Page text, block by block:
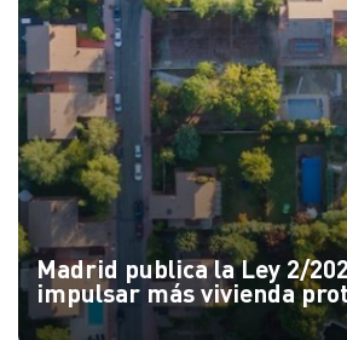
Madrid publica la Ley 2/
impulsar más vivienda